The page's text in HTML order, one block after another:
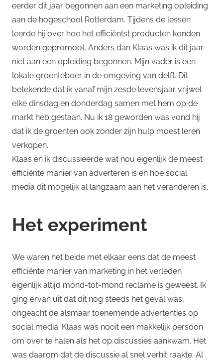
eerder dit jaar begonnen aan een marketing opleiding
aan de hogeschool Rotterdam. Tijdens de lessen
leerde hij over hoe het efficiëntst producten konden
worden gepromoot. Anders dan Klaas was ik dit jaar
niet aan een opleiding begonnen. Mijn vader is een
lokale groenteboer in de omgeving van delft. Dit
betekende dat ik vanaf mijn zesde levensjaar vrijwel
elke dinsdag en donderdag samen met hem op de
markt heb gestaan. Nu ik 18 geworden was vond hij
dat ik de groenten ook zonder zijn hulp moest leren
verkopen.
Klaas en ik discussieerde wat nou eigenlijk de meest
efficiënte manier van adverteren is en hoe social
media dit mogelijk al langzaam aan het veranderen is.
Het experiment
We waren het beide met elkaar eens dat de meest
efficiënte manier van marketing in het verleden
eigenlijk altijd mond-tot-mond reclame is geweest. Ik
ging ervan uit dat dit nog steeds het geval was,
ongeacht de alsmaar toenemende advertenties op
social media. Klaas was nooit een makkelijk persoon
om over te halen als het op discussies aankwam. Het
was daarom dat de discussie al snel verhit raakte. Al